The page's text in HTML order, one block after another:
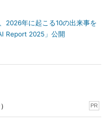
2026年に起こる10の出来事を
Report 2025」公開
PR